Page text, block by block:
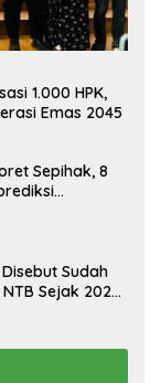
1.000 HPK,
Emas 2045
Sepihak, 8
Sudah
Sejak 2024,